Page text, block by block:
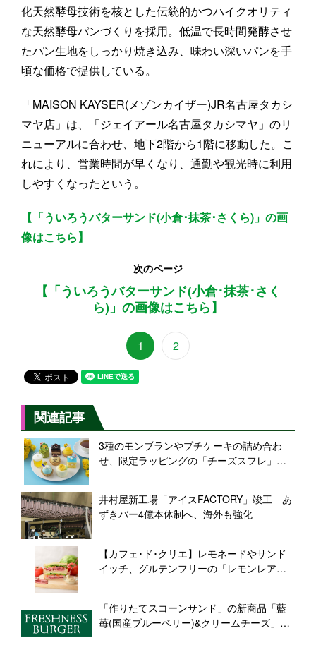
化天然酵母技術を核とした伝統的かつハイクオリティ
な天然酵母パンづくりを採用。低温で長時間発酵させ
たパン生地をしっかり焼き込み、味わい深いパンを手
頃な価格で提供している。
「MAISON KAYSER(メゾンカイザー)JR名古屋タカシ
マヤ店」は、「ジェイアール名古屋タカシマヤ」のリ
ニューアルに合わせ、地下2階から1階に移動した。こ
れにより、営業時間が早くなり、通勤や観光時に利用
しやすくなったという。
【「ういろうバターサンド(小倉･抹茶･さくら)」の画
像はこちら】
次のページ
【「ういろうバターサンド(小倉･抹茶･さく
ら)」の画像はこちら】
1 2
関連記事
3種のモンブランやプチケーキの詰め合わ
せ、限定ラッピングの「チーズスフレ」な
井村屋新工場「アイスFACTORY」竣工 あ
ずきバー4億本体制へ、海外も強化
【カフェ･ド･クリエ】レモネードやサンド
イッチ、グルテンフリーの「レモンレアチ
「作りたてスコーンサンド」の新商品「藍
苺(国産ブルーベリー)&クリームチーズ」を